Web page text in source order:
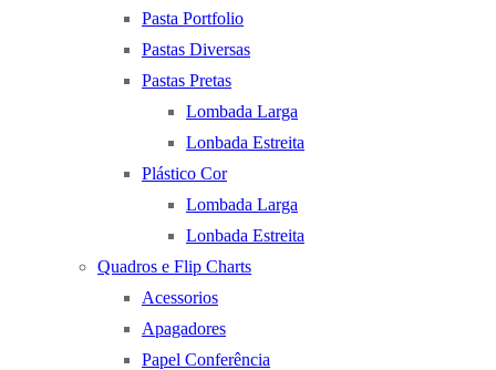
Pasta Portfolio
Pastas Diversas
Pastas Pretas
Lombada Larga
Lonbada Estreita
Plástico Cor
Lombada Larga
Lonbada Estreita
Quadros e Flip Charts
Acessorios
Apagadores
Papel Conferência